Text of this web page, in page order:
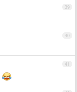
39
40
41